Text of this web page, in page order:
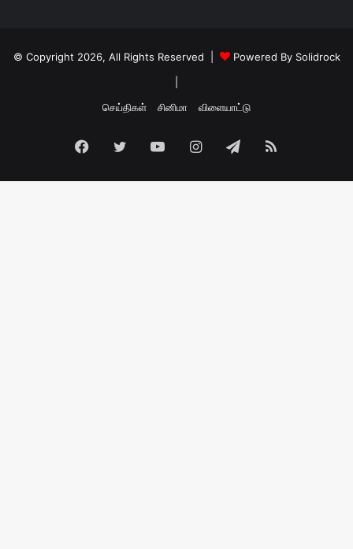
© Copyright 2026, All Rights Reserved |
Powered By Solidrock
செய்திகள்
சினிமா விளையாட்டு
Facebook
Twitter YouTubeInstagramTelegram